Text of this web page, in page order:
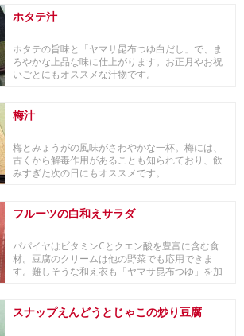
ホタテ汁
ホタテの旨味と「ヤマサ昆布つゆ白だし」で、ま
ろやかな上品な味に仕上がります。お正月やお祝
いごとにもオススメな汁物です。
梅汁
梅とみょうがの風味がさわやかな一杯。梅には、
古くから解毒作用があることも知られており、飲
みすぎた次の日にもオススメです。
フルーツの白和えサラダ
パパイヤはビタミンCとクエン酸を豊富に含む食
材。豆腐のクリームは他の野菜でも応用できま
す。難しそうな和え衣も「ヤマサ昆布つゆ」を加
スナップえんどうとじゃこの炒り豆腐